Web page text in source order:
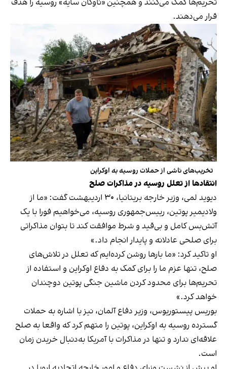
تحریم‌ها کمک می‌کنند و همچنین «ناوگان سایه» روسیه را هدف
قرار می‌دهند.
تخریب‌های ناشی از حملات روسیه به اوکراین
انتقادها از تعلل روسیه در مذاکرات صلح
دیوید لمی، وزیر خارجه بریتانیا، ۳۰ اردیبهشت گفت: «ما از
ولادیمیر پوتین، رییس‌جمهوری روسیه، می‌خواهیم فورا با یک
آتش‌بس کامل و بی‌قید و شرط موافقت کند تا بتوان مذاکراتی
برای صلحی عادلانه و پایدار انجام داد.»
او تاکید کرد: «ما بارها روشن کرده‌ایم که تعلل در تلاش‌های
صلح، تنها عزم ما را برای کمک به دفاع اوکراین و استفاده از
تحریم‌ها برای محدود کردن ماشین جنگی پوتین دوچندان
خواهد کرد.»
بوریس پیستوریوس، وزیر دفاع آلمان، نیز با اشاره به حملات
گسترده روسیه به اوکراین، پوتین را متهم کرد که واقعا به صلح
علاقه‌ای ندارد و تنها در مذاکرات با آمریکا به‌دنبال خریدن زمان
است.